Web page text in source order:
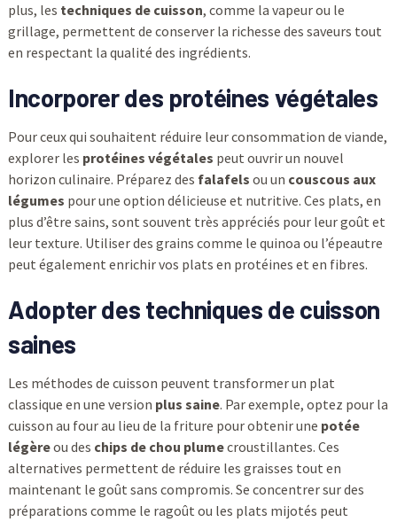
plus, les techniques de cuisson, comme la vapeur ou le
grillage, permettent de conserver la richesse des saveurs tout
en respectant la qualité des ingrédients.
Incorporer des protéines végétales
Pour ceux qui souhaitent réduire leur consommation de viande,
explorer les protéines végétales peut ouvrir un nouvel
horizon culinaire. Préparez des falafels ou un couscous aux
légumes pour une option délicieuse et nutritive. Ces plats, en
plus d’être sains, sont souvent très appréciés pour leur goût et
leur texture. Utiliser des grains comme le quinoa ou l’épeautre
peut également enrichir vos plats en protéines et en fibres.
Adopter des techniques de cuisson
saines
Les méthodes de cuisson peuvent transformer un plat
classique en une version plus saine. Par exemple, optez pour la
cuisson au four au lieu de la friture pour obtenir une potée
légèreou des chips de chou plumecroustillantes. Ces
alternatives permettent de réduire les graisses tout en
maintenant le goût sans compromis. Se concentrer sur des
préparations comme le ragoût ou les plats mijotés peut